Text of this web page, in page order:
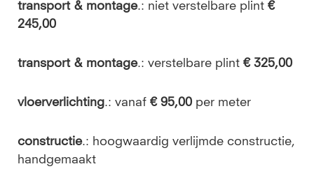
transport & montage.: niet verstelbare plint €
245,00
transport & montage.: verstelbare plint € 325,00
vloerverlichting.: vanaf € 95,00 per meter
constructie.: hoogwaardig verlijmde constructie,
handgemaakt